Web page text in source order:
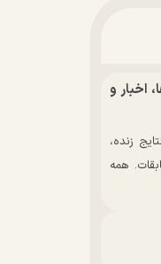
اخبار و
به همراه نتایج زنده،
همه